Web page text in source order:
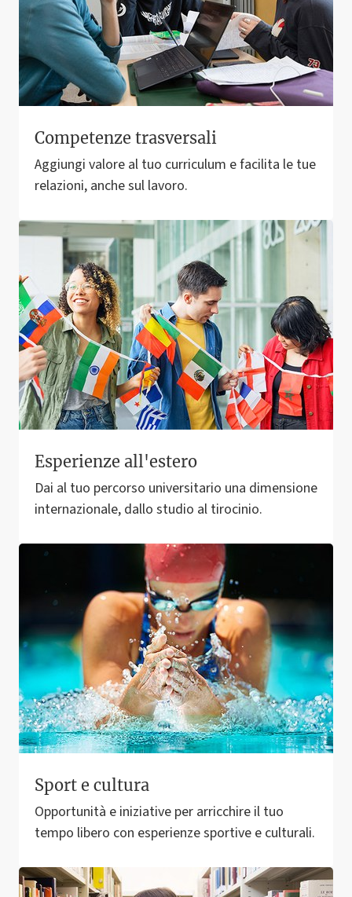
Competenze trasversali
Aggiungi valore al tuo curriculum e facilita le tue
relazioni, anche sul lavoro.
Esperienze all'estero
Dai al tuo percorso universitario una dimensione
internazionale, dallo studio al tirocinio.
Sport e cultura
Opportunità e iniziative per arricchire il tuo
tempo libero con esperienze sportive e culturali.